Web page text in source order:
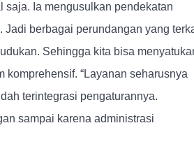
Ia mengusulkan pendekatan
berbagai perundangan yang
Sehingga kita bisa
komprehensif. “Layanan seharusnya
terintegrasi pengaturannya.
sampai karena administrasi